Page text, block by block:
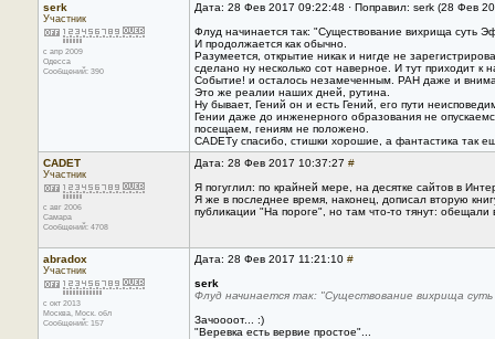
serk
Участник
с апр 2009
Одесса
Сообщений: 390
Дата: 28 Фев 2017 09:22:48 · Поправил: serk (28 Фев
Флуд начинается так: "Существование вихрища суть
И продолжается как обычно.
Разумеется, открытие никак и нигде не
сделано ну несколько сот наверное. И тут приходит
Событие! и осталось незамеченным. РАН даже и
Это же реалии наших дней, рутина.
Ну бывает, Гений он и есть Гений, его пути
Гении даже до инженерного образования не
посещаем, гениям не положено.
CADETу спасибо, стишки хорошие, а фантастика так
CADET
Участник
с авг 2006
Самара
Сообщений: 4708
Дата: 28 Фев 2017 10:37:27 #
Я погуглил: по крайней мере, на десятке сайтов в
Я же в последнее время, наконец, дописал вторую
публикации "На пороге", но там что-то тянут:
abradox
Участник
с окт 2013
Москва, Mоск. обл
Сообщений: 157
Дата: 28 Фев 2017 11:21:10 #
serk
Флуд начинается так: "Существование вихрища
Зачоооот... :)
"Веревка есть вервие простое"...